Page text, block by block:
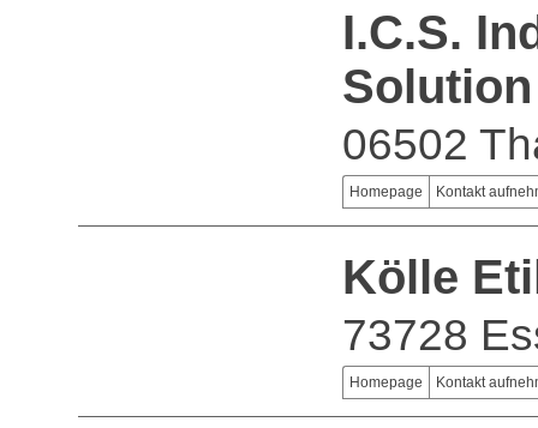
I.C.S.
06502
Homepage Kontakt
Kölle
73728
Homepage Kontakt